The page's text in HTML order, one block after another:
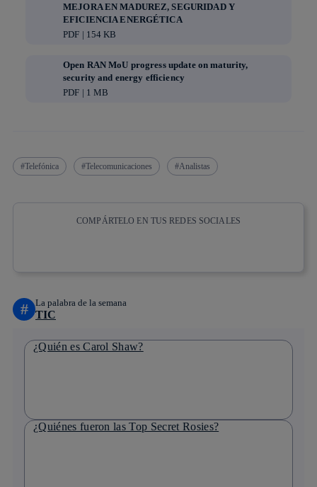
MEJORA EN MADUREZ, SEGURIDAD Y
EFICIENCIA ENERGÉTICA
PDF | 154 KB
Open RAN MoU progress update on maturity,
security and energy efficiency
PDF | 1 MB
Telefónica Telecomunicaciones Analistas
COMPÁRTELO EN TUS REDES SOCIALES
# La palabra de la semana
TIC
¿Quién es Carol Shaw?
¿Quiénes fueron las Top Secret Rosies?